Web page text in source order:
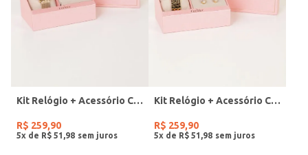
Kit Relógio + Acessório Condor Feminino DOURADO
R$ 259,90
5x de R$ 51 98
Kit Relógio + Acessório Condor Feminino DOURADO
R$ 259,90
5x de R$ 51 98